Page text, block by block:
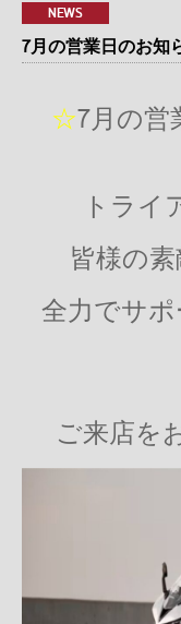
採用情報
NEWS
7月の営業日のお知
☆7月の営
トライ
皆様の
全力でサ
ご来店を